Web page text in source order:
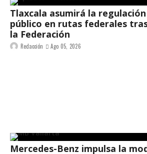
Tlaxcala asumirá la
público en rutas federales
la Federación
Redacción Ago 05, 2026
Mercedes-Benz impulsa la